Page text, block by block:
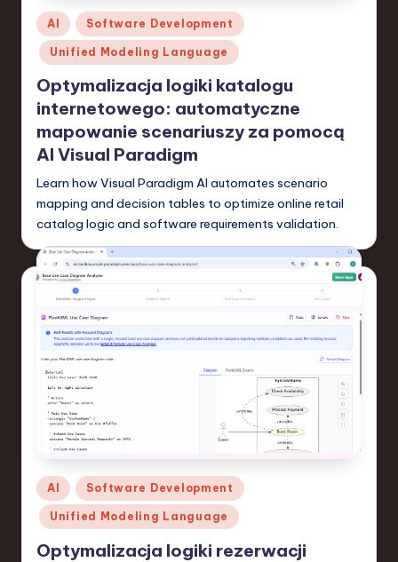
v
a
ti
o
n
Posted
in
AI Software Development
Unified Modeling Language
Optymalizacja logiki katalogu
internetowego: automatyczne
mapowanie scenariuszy za pomocą
AI Visual Paradigm
Learn how Visual Paradigm AI automates scenario
mapping and decision tables to optimize online retail
catalog logic and software requirements validation.
Posted
in
AI Software Development
Unified Modeling Language
Optymalizacja logiki rezerwacji